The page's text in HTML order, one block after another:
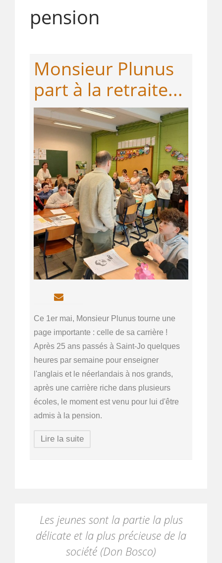
pension
Monsieur Plunus
part à la retraite...
Ce 1er mai, Monsieur Plunus tourne une
page importante : celle de sa carrière !
Après 25 ans passés à Saint-Jo quelques
heures par semaine pour enseigner
l'anglais et le néerlandais à nos grands,
après une carrière riche dans plusieurs
écoles, le moment est venu pour lui d'être
admis à la pension.
Lire la suite
Les jeunes sont la partie la plus
délicate et la plus précieuse de la
société (Don Bosco)